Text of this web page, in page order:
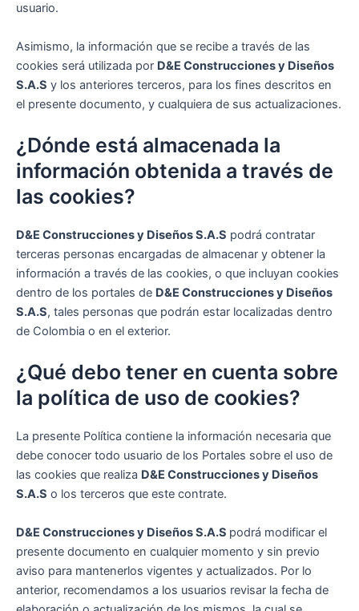
usuario.
Asimismo, la información que se recibe a través de las
cookies será utilizada por D&E Construcciones y Diseños
S.A.S y los anteriores terceros, para los fines descritos en
el presente documento, y cualquiera de sus actualizaciones.
¿Dónde está almacenada la
información obtenida a través de
las cookies?
D&E Construcciones y Diseños S.A.S podrá contratar
terceras personas encargadas de almacenar y obtener la
información a través de las cookies, o que incluyan cookies
dentro de los portales de D&E Construcciones y Diseños
S.A.S, tales personas que podrán estar localizadas dentro
de Colombia o en el exterior.
¿Qué debo tener en cuenta sobre
la política de uso de cookies?
La presente Política contiene la información necesaria que
debe conocer todo usuario de los Portales sobre el uso de
las cookies que realiza D&E Construcciones y Diseños
S.A.S o los terceros que este contrate.
D&E Construcciones y Diseños S.A.S podrá modificar el
presente documento en cualquier momento y sin previo
aviso para mantenerlos vigentes y actualizados. Por lo
anterior, recomendamos a los usuarios revisar la fecha de